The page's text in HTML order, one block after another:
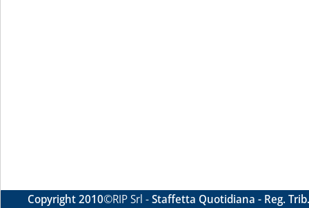
Copyright 2010©RIP Srl -Staffetta Quotidiana - Reg.